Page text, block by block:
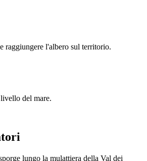
raggiungere l'albero sul territorio.
del mare.
lungo la mulattiera della Val dei